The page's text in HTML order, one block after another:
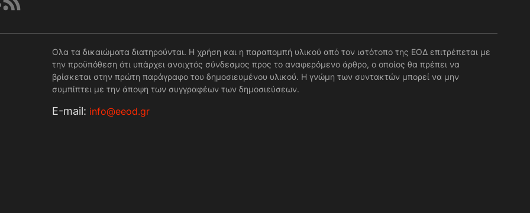
Ολα τα δικαιώματα διατηρούνται. Η χρήση και η παραπομπή υλικού από τον ιστότοπο της ΕΟΔ επιτρέπεται με
την προϋπόθεση ότι υπάρχει ανοιχτός σύνδεσμος προς το αναφερόμενο άρθρο, ο οποίος θα πρέπει να
βρίσκεται στην πρώτη παράγραφο του δημοσιευμένου υλικού. Η γνώμη των συντακτών μπορεί να μην
συμπίπτει με την άποψη των συγγραφέων των δημοσιεύσεων.
Е-mail: info@eeod.gr